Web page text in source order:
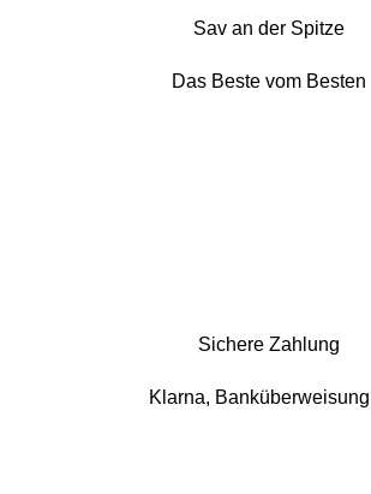
Sav an der Spitze
Das Beste vom Besten
Sichere Zahlung
Klarna,